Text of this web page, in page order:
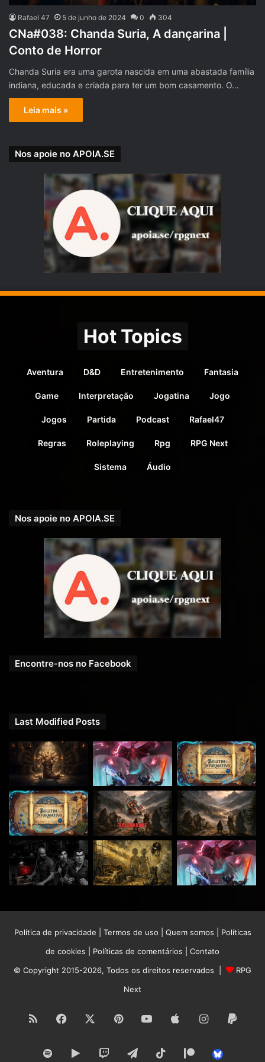
Rafael 47 5 de junho de 2024 0 304
CNa#038: Chanda Suria, A dançarina |
Conto de Horror
Chanda Suria era uma garota nascida em uma abastada família
indiana, educada e criada para ter um bom casamento. O…
Leia mais »
Nos apoie no APOIA.SE
Hot Topics
Aventura D&D Entretenimento Fantasia
Game Interpretação Jogatina Jogo
Jogos Partida Podcast Rafael47
Regras Roleplaying Rpg RPG Next
Sistema Áudio
Nos apoie no APOIA.SE
Encontre-nos no Facebook
Last Modified Posts
Política de privacidade Termos de uso Quem somos
Políticas
de cookies
Políticas de comentários
Contato
© Copyright 2015-2026, Todos os direitos reservados |
RPG
Next
RSS Facebook PinterestYouTubeAppleInstagram
SpotifyGoogle TwitchTelegramTikTokPatreon